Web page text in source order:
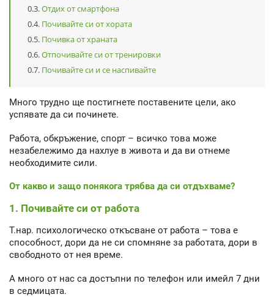
Отдих от смартфона
Почивайте си от хората
Почивка от храната
Отпочивайте си от тренировки
Почивайте си и се наспивайте
Много трудно ще постигнете поставените цели, ако
успявате да си починете.
Работа, обкръжение, спорт – всичко това може
незабележимо да нахлуе в живота и да ви отнеме
необходимите сили.
От какво и защо понякога трябва да си отдъхваме?
1. Почивайте си от работа
Т.нар. психологическо откъсване от работа – това е
способност, дори да не си спомняне за работата, дори в
свободното от нея време.
А много от нас са достъпни по телефон или имейл 7 дни
в седмицата.